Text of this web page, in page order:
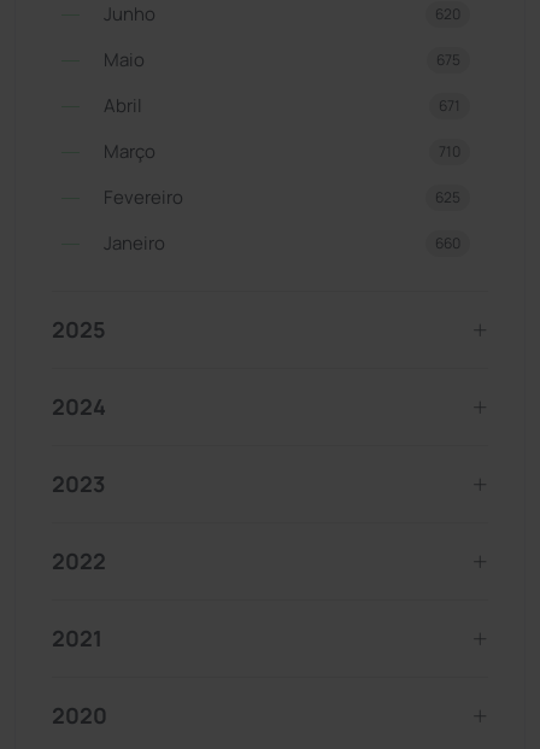
Junho 620
Maio 675
Abril 671
Março 710
Fevereiro 625
Janeiro 660
2025
2024
2023
2022
2021
2020